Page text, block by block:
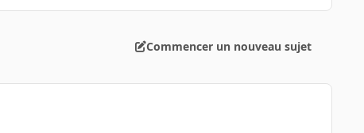
Commencer un nouveau sujet